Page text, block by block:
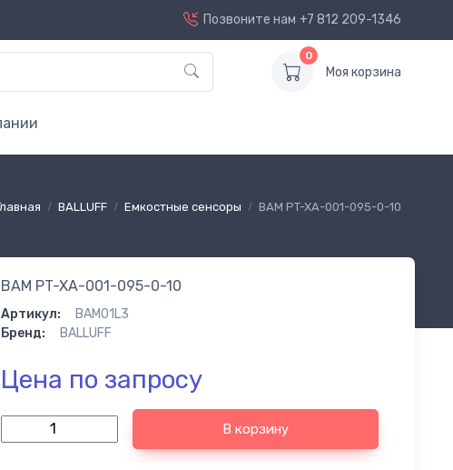
Позвоните нам +7 812 209-1346
0
Моя корзина
BALLUFF Емкостные сенсоры BAM PT-XA-001-095-0-10
BAM PT-XA-001-095-0-10
Артикул:
BAM01L3
Бренд:
BALLUFF
Цена по запросу
В корзину